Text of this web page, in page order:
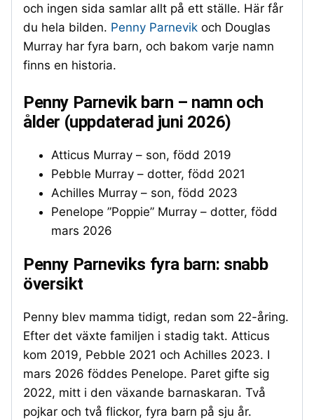
och ingen sida samlar allt på ett ställe. Här får
du hela bilden. Penny Parnevik och Douglas
Murray har fyra barn, och bakom varje namn
finns en historia.
Penny Parnevik barn – namn och
ålder (uppdaterad juni 2026)
Atticus Murray – son, född 2019
Pebble Murray – dotter, född 2021
Achilles Murray – son, född 2023
Penelope ”Poppie” Murray – dotter, född
mars 2026
Penny Parneviks fyra barn: snabb
översikt
Penny blev mamma tidigt, redan som 22-åring.
Efter det växte familjen i stadig takt. Atticus
kom 2019, Pebble 2021 och Achilles 2023. I
mars 2026 föddes Penelope. Paret gifte sig
2022, mitt i den växande barnaskaran. Två
pojkar och två flickor, fyra barn på sju år.